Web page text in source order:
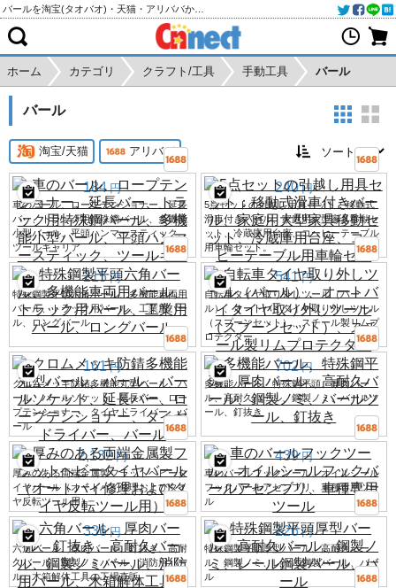
ホーム カテゴリ クラフト/工具 手動工具 バール
バール
淘宝/天猫 アリババ
184 円
車のバール、ロープテンショナー、延長
バー、トラック用特殊鋼バール、多機能
小型バール、平頭ハンマースティック、
ツールキャリア
240 円
5点セットの引越し用具セット：移動式
滑車付きバール、家庭用大型家具移動セ
ット、冷蔵庫用台座、コーヒーテーブル
用車輪セット。
215 円
特殊鋼製平頭六角バール、多機能車両用
バール、トラック用バール、工業用バー
ル、ロングバール
541 円
自転車タイヤ取り外しツール（バー
ル）、オートバイタイヤ取り外しツール
（スプーンセット）、スチール製リムプ
ロテクター
161 円
クロムメッキ防錆多機能丸型バール、バ
ール、バールソケット、延長バー、ロー
プテンショナー、タイヤドライバー、バ
ール
702 円
多機能バール、特殊鋼平頭、厚肉バー
ル、高耐久バール、鋼製ノミ、バールツ
ール、釘抜き
2,132 円
厚みのある両端金属製フラットヘビータ
イヤバール（オートバイ修理およびタイ
ヤ反転ツール用）
439 円
車のバールフックツール、オイルシール
フックバールアセンブリ、車種専用ツー
ル
336 円
六角バール、厚肉バール、釘抜き、高耐
久バール、鋼製ノミバール、消防用バー
ル、木箱解体工具の工場直販
226 円
特殊鋼製平頭厚型バール、高耐久バー
ル、鋼製ノミ、レール鋼製バール、バー
ル